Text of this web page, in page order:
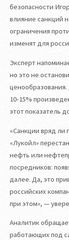
безопасности
влияние санкций
ограничения
изменят для
Эксперт
но это не
ценообразования.
10-15%
этот показатель
«Санкции вряд ли
«Лукойл»
нефть или
посредников:
далее. Да, это
российских
при этом», —
Аналитик
работающих под